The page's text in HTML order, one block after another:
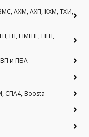
АХМ, АХП, КХМ, ТХИ,
Ш, НМШГ, НШ,
и ПБА
СПА4, Boosta